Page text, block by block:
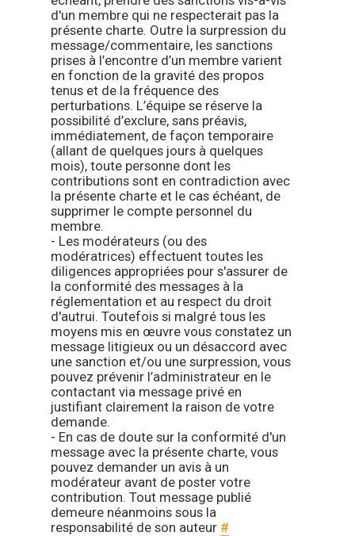
d'un membre qui ne respecterait pas la
présente charte. Outre la surpression du
message/commentaire, les sanctions
prises à l’encontre d’un membre varient
en fonction de la gravité des propos
tenus et de la fréquence des
perturbations. L’équipe se réserve la
possibilité d’exclure, sans préavis,
immédiatement, de façon temporaire
(allant de quelques jours à quelques
mois), toute personne dont les
contributions sont en contradiction avec
la présente charte et le cas échéant, de
supprimer le compte personnel du
membre.
- Les modérateurs (ou des
modératrices) effectuent toutes les
diligences appropriées pour s'assurer de
la conformité des messages à la
réglementation et au respect du droit
d'autrui. Toutefois si malgré tous les
moyens mis en œuvre vous constatez un
message litigieux ou un désaccord avec
une sanction et/ou une surpression, vous
pouvez prévenir l’administrateur en le
contactant via message privé en
justifiant clairement la raison de votre
demande.
- En cas de doute sur la conformité d'un
message avec la présente charte, vous
pouvez demander un avis à un
modérateur avant de poster votre
contribution. Tout message publié
demeure néanmoins sous la
responsabilité de son auteur #